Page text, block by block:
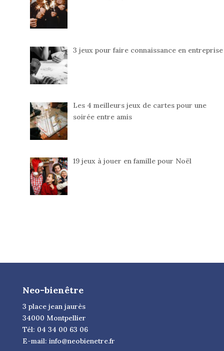
3 jeux pour faire connaissance en entreprise
Les 4 meilleurs jeux de cartes pour une
soirée entre amis
19 jeux à jouer en famille pour Noël
Neo-bienêtre
3 place jean jaurès
34000 Montpellier
Tél: 04 34 00 63 06
E-mail: info@neobienetre.fr